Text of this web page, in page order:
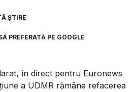
ȘTIRE
PREFERATĂ PE GOOGLE
în direct pentru Euronews
a UDMR rămâne refacerea